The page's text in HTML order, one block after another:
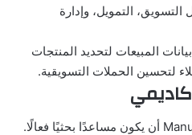
التمويل، وإدارة
المبيعات لتحديد المنتجات
لتحسين الحملات التسويقية.
في المجال التعليمي، يمكن لـ Manus أن يكون مساعدًا بحثيًا فعالًا.